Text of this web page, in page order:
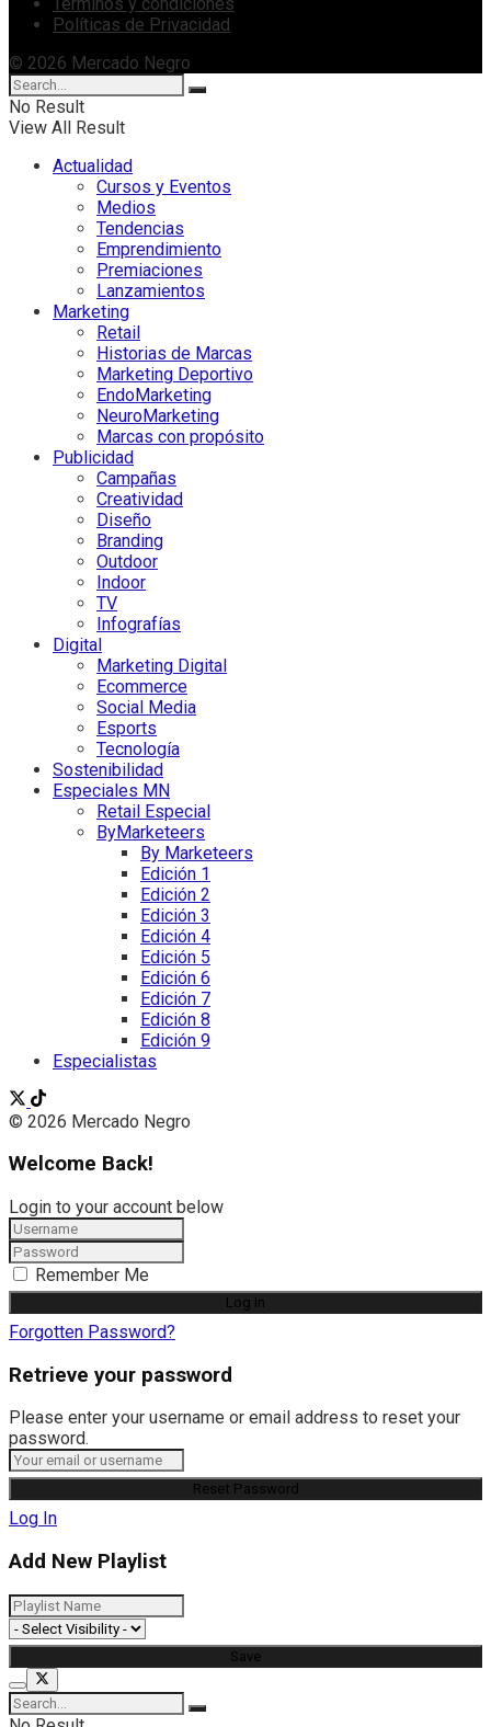
Políticas de Privacidad
© 2026 Mercado Negro
No Result
View All Result
Actualidad
Cursos y Eventos
Medios
Tendencias
Emprendimiento
Premiaciones
Lanzamientos
Marketing
Retail
Historias de Marcas
Marketing Deportivo
EndoMarketing
NeuroMarketing
Marcas con propósito
Publicidad
Campañas
Creatividad
Diseño
Branding
Outdoor
Indoor
TV
Infografías
Digital
Marketing Digital
Ecommerce
Social Media
Esports
Tecnología
Sostenibilidad
Especiales MN
Retail Especial
ByMarketeers
By Marketeers
Edición 1
Edición 2
Edición 3
Edición 4
Edición 5
Edición 6
Edición 7
Edición 8
Edición 9
Especialistas
© 2026 Mercado Negro
Welcome Back!
Login to your account below
Remember Me
Forgotten Password?
Retrieve your password
Please enter your username or email address to reset your
password.
Log In
Add New Playlist